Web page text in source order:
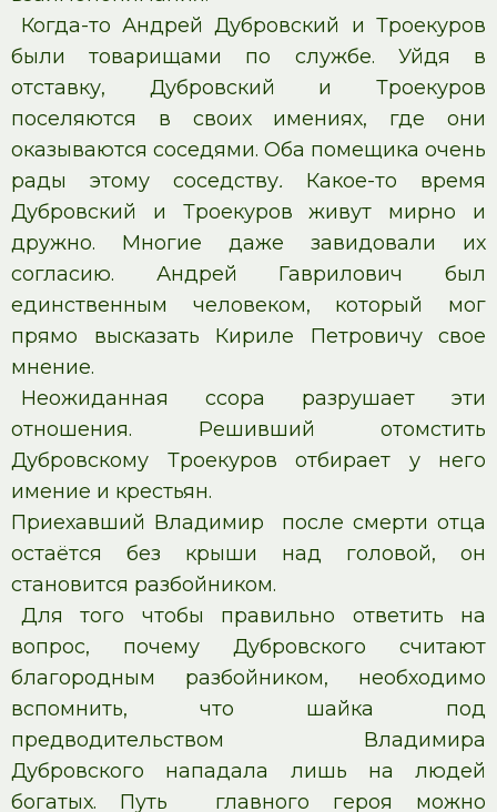
Когда-то Андрей Дубровский и Троекуров
были товарищами по службе. Уйдя в
отставку, Дубровский и Троекуров
поселяются в своих имениях, где они
оказываются соседями. Оба помещика очень
рады этому соседству. Какое-то время
Дубровский и Троекуров живут мирно и
дружно. Многие даже завидовали их
согласию. Андрей Гаврилович был
единственным человеком, который мог
прямо высказать Кириле Петровичу свое
мнение.
Неожиданная ссора разрушает эти
отношения. Решивший отомстить
Дубровскому Троекуров отбирает у него
имение и крестьян.
Приехавший Владимир после смерти отца
остаётся без крыши над головой, он
становится разбойником.
Для того чтобы правильно ответить на
вопрос, почему Дубровского считают
благородным разбойником, необходимо
вспомнить, что шайка под
предводительством Владимира
Дубровского нападала лишь на людей
богатых. Путь главного героя можно